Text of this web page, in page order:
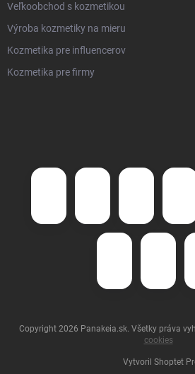
Veľkoobchod s kozmetikou
Výroba kozmetiky na mieru
Kozmetika pre influencerov
Kozmetika pre firmy
Vytvoril Shoptet
Copyright 2026 Panakeia.sk. Všetky práva
cookies